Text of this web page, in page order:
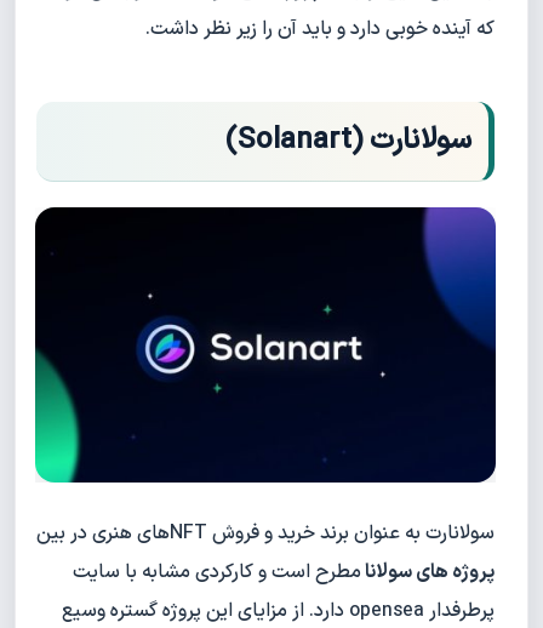
که آینده خوبی دارد و باید آن را زیر نظر داشت.
سولانارت (Solanart)
سولانارت به عنوان برند خرید و فروش NFTهای هنری در بین
پروژه های سولانامطرح است و کارکردی مشابه با سایت
پرطرفدار opensea دارد. از مزایای این پروژه گستره وسیع